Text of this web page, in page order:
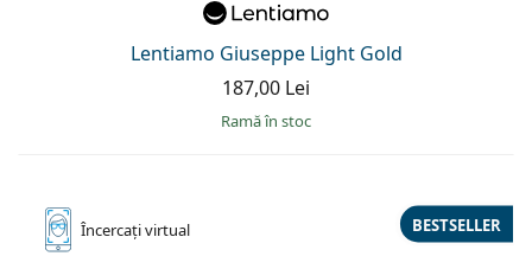
Lentiamo Giuseppe Light Gold
187,00 Lei
ramă în stoc
Încercațivirtual BESTSELLER